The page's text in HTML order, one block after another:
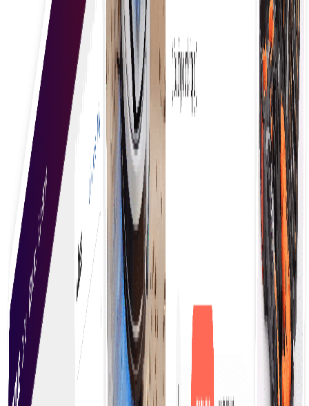
Finden Sie Ihren Geschäftsbedarf
Um die besten Produkte und Dienstleistungen zu
finden, müssen Sie gründlich recherchieren, Optionen
vergleichen, Bewertungen lesen und Empfehlungen
einholen, um Qualität, Wert und Zufriedenheit bei
Ihrer Wahl sicherzustellen.
Angebote mühelos einholen
Holen Sie mühelos Angebote ein, indem Sie
optimierte Prozesse nutzen, die Einkäufer mit
mehreren Anbietern verbinden und so schnelle
Vergleiche und fundierte Entscheidungen ohne
mühsame manuelle Nachforschungen ermöglichen.
Schneller zur Kaufentscheidung